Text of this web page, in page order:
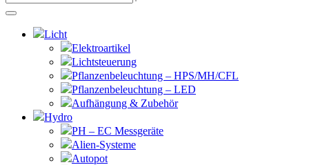
Licht
Elektroartikel
Lichtsteuerung
Pflanzenbeleuchtung – HPS/MH/CFL
Pflanzenbeleuchtung – LED
Aufhängung & Zubehör
Hydro
PH – EC Messgeräte
Alien-Systeme
Autopot